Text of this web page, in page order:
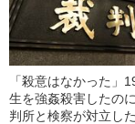
「殺意はなかった」
生を強姦殺害したの
判所と検察が対立し